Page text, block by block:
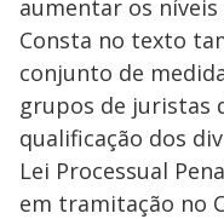
aumentar os níveis
Consta no texto
conjunto de
grupos de juristas
qualificação dos
Lei Processual
em tramitação no